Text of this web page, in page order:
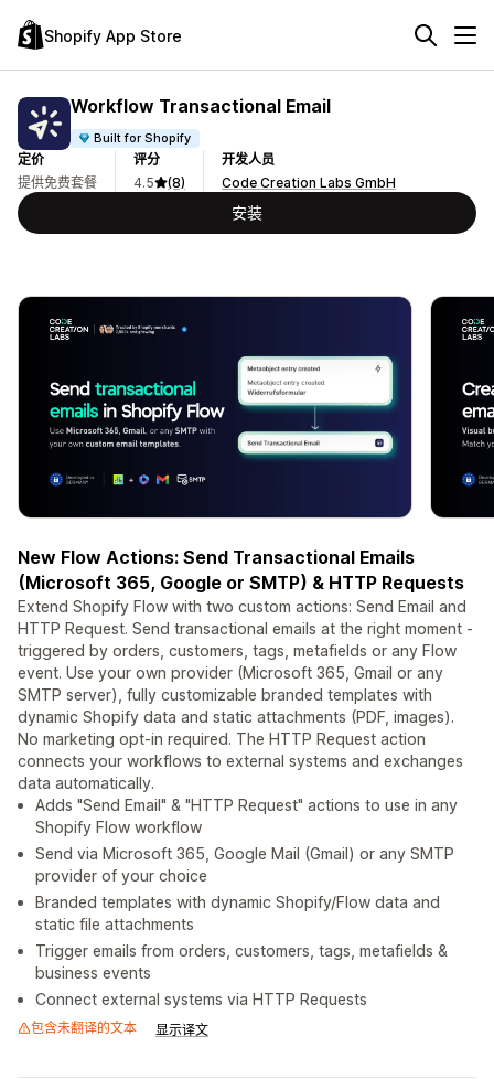
Shopify App Store
Workflow Transactional Email
Built for Shopify
定价
提供免费套餐
评分
4.5
(8)
开发人员
Code Creation Labs GmbH
安装
New Flow Actions: Send Transactional Emails
(Microsoft 365, Google or SMTP) & HTTP Requests
Extend Shopify Flow with two custom actions: Send Email and
HTTP Request. Send transactional emails at the right moment -
triggered by orders, customers, tags, metafields or any Flow
event. Use your own provider (Microsoft 365, Gmail or any
SMTP server), fully customizable branded templates with
dynamic Shopify data and static attachments (PDF, images).
No marketing opt-in required. The HTTP Request action
connects your workflows to external systems and exchanges
data automatically.
Adds "Send Email" & "HTTP Request" actions to use in any
Shopify Flow workflow
Send via Microsoft 365, Google Mail (Gmail) or any SMTP
provider of your choice
Branded templates with dynamic Shopify/Flow data and
static file attachments
Trigger emails from orders, customers, tags, metafields &
business events
Connect external systems via HTTP Requests
包含未翻译的文本 显示译文